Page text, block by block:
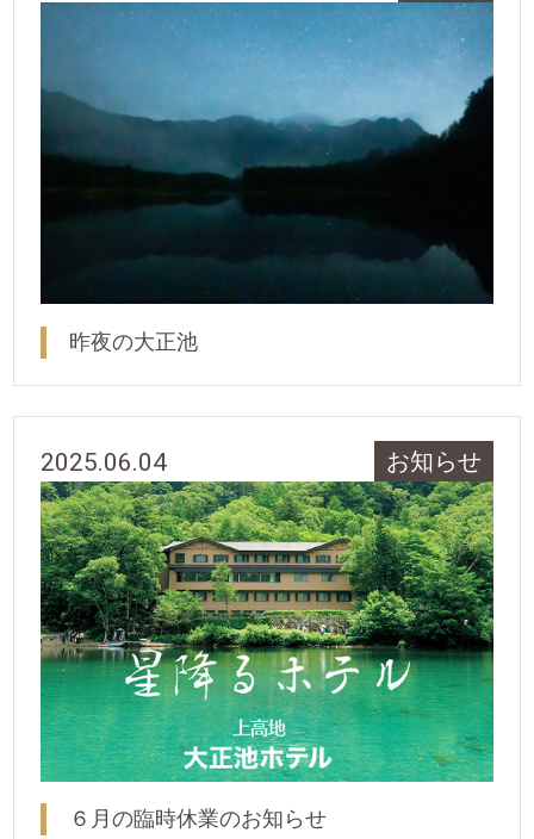
昨夜の大正池
2025.06.04 お知らせ
６月の臨時休業のお知らせ